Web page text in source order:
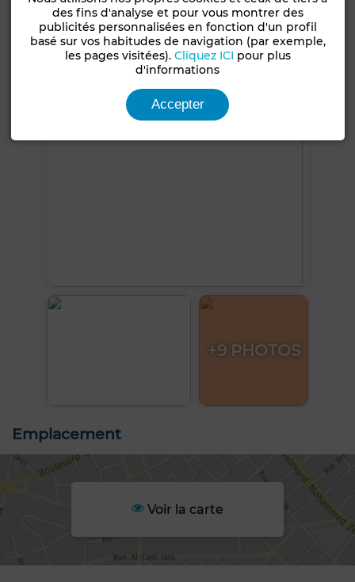
Four Machine à laver
Voir plus de photos
+9 PHOTOS
Emplacement
Voir la carte
des fins d'analyse et pour vous montrer des
publicités personnalisées en fonction d'un profil
basé sur vos habitudes de navigation (par exemple,
les pages visitées). Cliquez ICI pour plus
d'informations
Accepter